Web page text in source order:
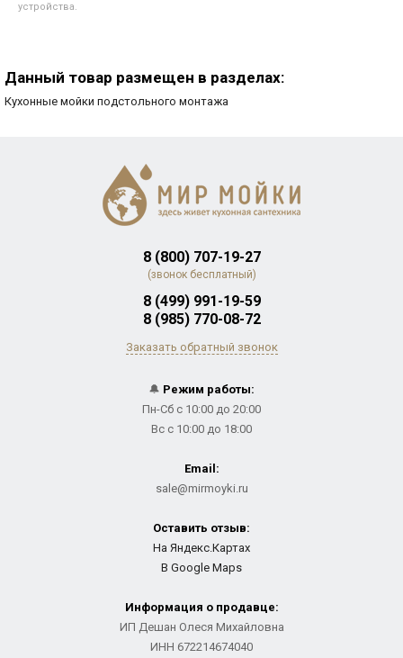
устройства.
Данный товар размещен в разделах:
Кухонные мойки подстольного монтажа
8 (800) 707-19-27
(звонок бесплатный)
8 (499) 991-19-59
8 (985) 770-08-72
Заказать обратный звонок
🔔 Режим работы:
Пн-Сб с 10:00 до 20:00
Вс с 10:00 до 18:00
Email:
sale@mirmoyki.ru
Оставить отзыв:
На Яндекс.Картах
В Google Maps
Информация о продавце:
ИП Дешан Олеся Михайловна
ИНН 672214674040